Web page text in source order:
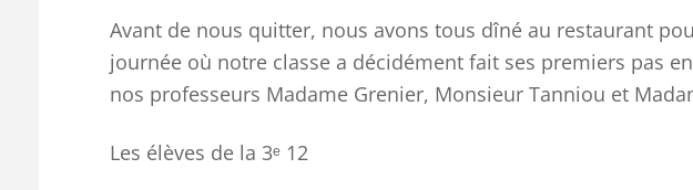
Avant de nous quitter, nous avons tous dîné au restaurant
journée où notre classe a décidément fait ses premiers pas
nos professeurs Madame Grenier, Monsieur Tanniou et
Les élèves de la 3ᵉ 12